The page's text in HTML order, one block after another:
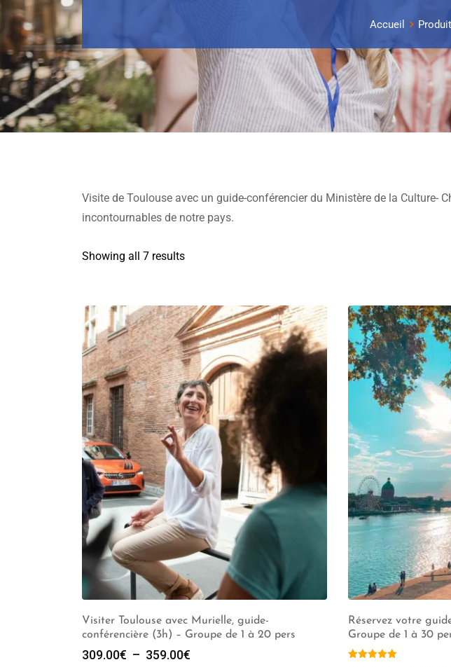
Accueil
Visite de Toulouse avec un guide-conférencier du Ministère de la Culture-
incontournables de notre pays.
Showing all 7 results
Visiter Toulouse avec Murielle, guide-
conférencière (3h) – Groupe de 1 à 20 pers
309.00€ – 359.00€
Réservez votre
Groupe de 1 à 30